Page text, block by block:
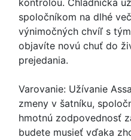
kontrolou. Chladnička
spoločníkom na dlhé
výnimočných chvíľ s
objavíte novú chuť do
prejedania.
Varovanie: Užívanie
zmeny v šatníku,
hmotnú zodpovednosť
budete musieť vďaka